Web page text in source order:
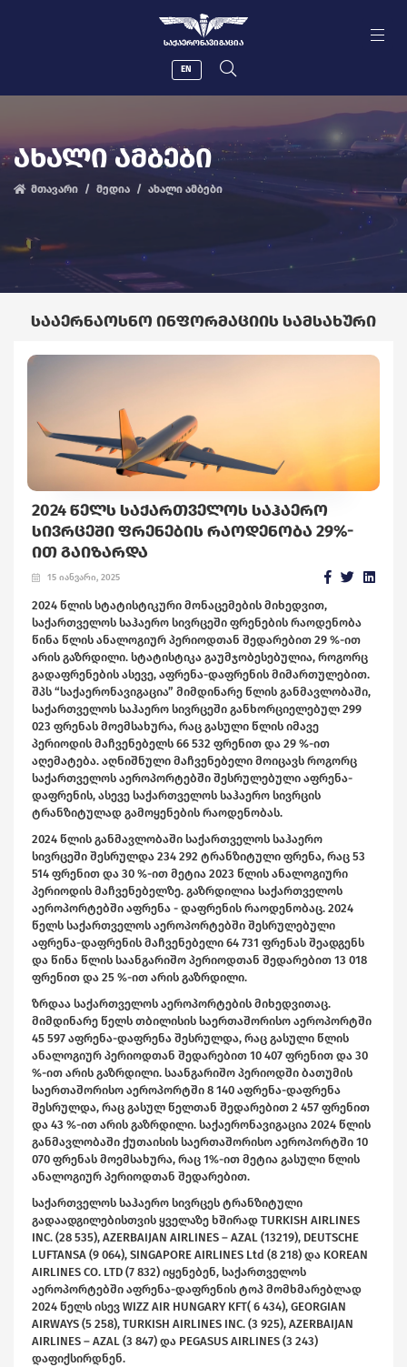
ᲡᲐᲥᲐᲔᲠᲝᲜᲐᲕᲘᲒᲐᲪᲘᲐ
EN
ᲐᲮᲐᲚᲘ ᲐᲛᲑᲔᲑᲘ
მთავარი მედია ახალი ამბები
ᲡᲐᲐᲔᲠᲜᲐᲝᲡᲜᲝ ᲘᲜᲤᲝᲠᲛᲐᲪᲘᲘᲡ ᲡᲐᲛᲡᲐᲮᲣᲠᲘ
2024 ᲬᲔᲚᲡ ᲡᲐᲥᲐᲠᲗᲕᲔᲚᲝᲡ ᲡᲐᲰᲐᲔᲠᲝ
ᲡᲘᲕᲠᲪᲔᲨᲘ ᲤᲠᲔᲜᲔᲑᲘᲡ ᲠᲐᲝᲓᲔᲜᲝᲑᲐ 29%-
ᲘᲗ ᲒᲐᲘᲖᲐᲠᲓᲐ
15 იანვარი, 2025
2024 წლის სტატისტიკური მონაცემების მიხედვით,
საქართველოს საჰაერო სივრცეში ფრენების რაოდენობა
წინა წლის ანალოგიურ პერიოდთან შედარებით 29 %-ით
არის გაზრდილი. სტატისტიკა გაუმჯობესებულია, როგორც
გადაფრენების ასევე, აფრენა-დაფრენის მიმართულებით.
შპს “საქაერონავიგაცია” მიმდინარე წლის განმავლობაში,
საქართველოს საჰაერო სივრცეში განხორციელებულ 299
023 ფრენას მოემსახურა, რაც გასული წლის იმავე
პერიოდის მაჩვენებელს 66 532 ფრენით და 29 %-ით
აღემატება. აღნიშნული მაჩვენებელი მოიცავს როგორც
საქართველოს აეროპორტებში შესრულებული აფრენა-
დაფრენის, ასევე საქართველოს საჰაერო სივრცის
ტრანზიტულად გამოყენების რაოდენობას.
2024 წლის განმავლობაში საქართველოს საჰაერო
სივრცეში შესრულდა 234 292 ტრანზიტული ფრენა, რაც 53
514 ფრენით და 30 %-ით მეტია 2023 წლის ანალოგიური
პერიოდის მაჩვენებელზე. გაზრდილია საქართველოს
აეროპორტებში აფრენა - დაფრენის რაოდენობაც. 2024
წელს საქართველოს აეროპორტებში შესრულებული
აფრენა-დაფრენის მაჩვენებელი 64 731 ფრენას შეადგენს
და წინა წლის საანგარიშო პერიოდთან შედარებით 13 018
ფრენით და 25 %-ით არის გაზრდილი.
ზრდაა საქართველოს აეროპორტების მიხედვითაც.
მიმდინარე წელს თბილისის საერთაშორისო აეროპორტში
45 597 აფრენა-დაფრენა შესრულდა, რაც გასული წლის
ანალოგიურ პერიოდთან შედარებით 10 407 ფრენით და 30
%-ით არის გაზრდილი. საანგარიშო პერიოდში ბათუმის
საერთაშორისო აეროპორტში 8 140 აფრენა-დაფრენა
შესრულდა, რაც გასულ წელთან შედარებით 2 457 ფრენით
და 43 %-ით არის გაზრდილი. საქაერონავიგაცია 2024 წლის
განმავლობაში ქუთაისის საერთაშორისო აეროპორტში 10
070 ფრენას მოემსახურა, რაც 1%-ით მეტია გასული წლის
ანალოგიურ პერიოდთან შედარებით.
საქართველოს საჰაერო სივრცეს ტრანზიტული
გადაადგილებისთვის ყველაზე ხშირად TURKISH AIRLINES
INC. (28 535), AZERBAIJAN AIRLINES – AZAL (13219), DEUTSCHE
LUFTANSA (9 064), SINGAPORE AIRLINES Ltd (8 218) და KOREAN
AIRLINES CO. LTD (7 832) იყენებენ, საქართველოს
აეროპორტებში აფრენა-დაფრენის ტოპ მომხმარებლად
2024 წელს ისევ WIZZ AIR HUNGARY KFT( 6 434), GEORGIAN
AIRWAYS (5 258), TURKISH AIRLINES INC. (3 925), AZERBAIJAN
AIRLINES – AZAL (3 847) და PEGASUS AIRLINES (3 243)
დაფიქსირდნენ.